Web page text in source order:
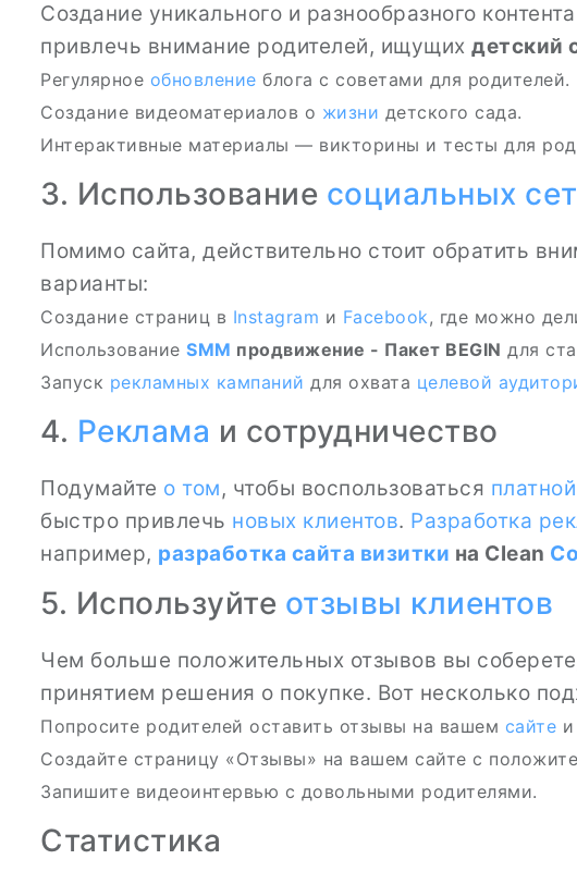
Создание уникального и разнообразного
привлечь внимание родителей, ищущих детский
Регулярное обновление блога с советами для родителей.
Создание видеоматериалов о жизни детского сада.
Интерактивные материалы — викторины и тесты для
3. Использование социальных
Помимо сайта, действительно стоит обратить
варианты:
Создание страниц в Instagram и Facebook, где можно
Использование SMM продвижение - Пакет BEGIN для
Запуск рекламных кампаний для охвата целевой
4. Реклама и сотрудничество
Подумайте о том, чтобы воспользоваться
быстро привлечь новых клиентов. Разработка
например, разработка сайта визитки на Clean
5. Используйте отзывы клиентов
Чем больше положительных отзывов вы
принятием решения о покупке. Вот несколько
Попросите родителей оставить отзывы на вашем сайте
Создайте страницу «Отзывы» на вашем сайте с
Запишите видеоинтервью с довольными родителями.
Статистика